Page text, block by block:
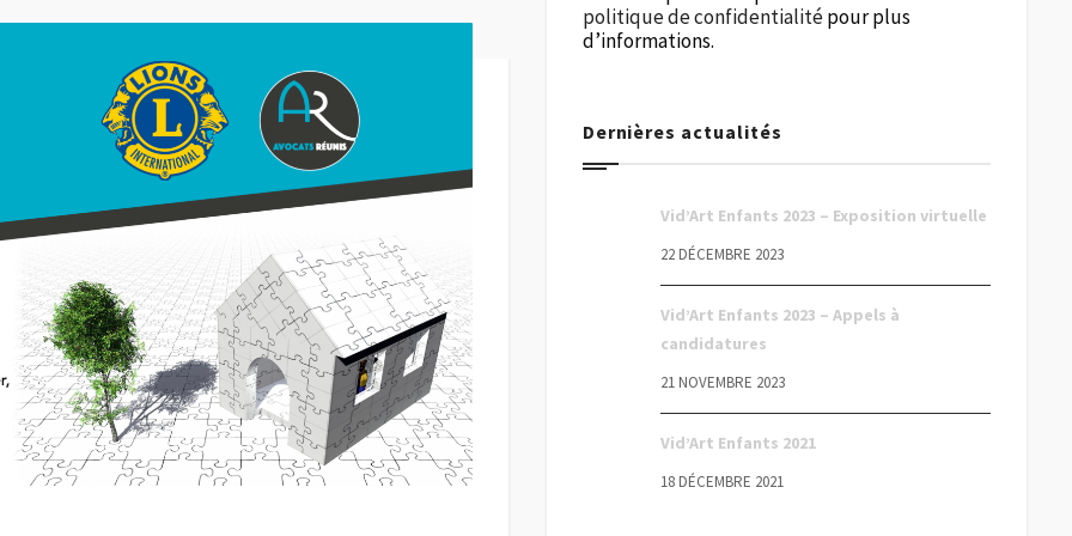
politique de confidentialitépour plus
d’informations.
Dernières actualités
Vid’Art Enfants 2023 – Exposition virtuelle
22 DÉCEMBRE 2023
Vid’Art Enfants 2023 – Appels à
candidatures
21 NOVEMBRE 2023
Vid’Art Enfants 2021
18 DÉCEMBRE 2021